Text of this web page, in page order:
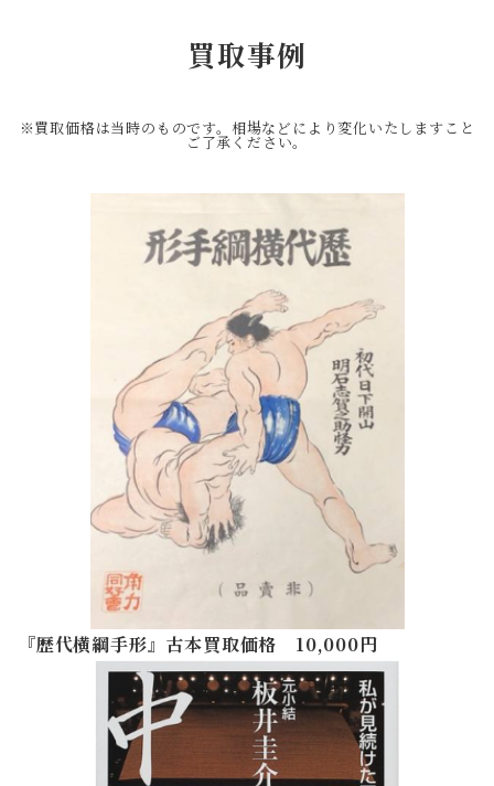
買取事例
※買取価格は当時のものです。相場などにより変化いたしますこと
ご了承ください。
『歴代横綱手形』古本買取価格 10,000円